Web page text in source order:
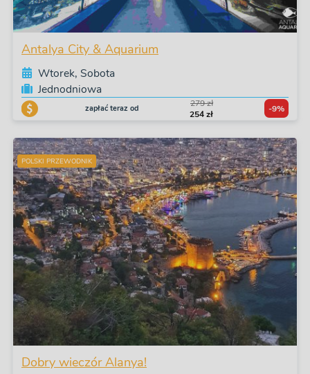
Antalya City & Aquarium
Wtorek, Sobota
Jednodniowa
zapłać teraz od
279 zł
254 zł
-9%
POLSKI PRZEWODNIK
Dobry wieczór Alanya!